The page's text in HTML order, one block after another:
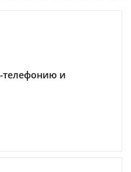
телефонию и